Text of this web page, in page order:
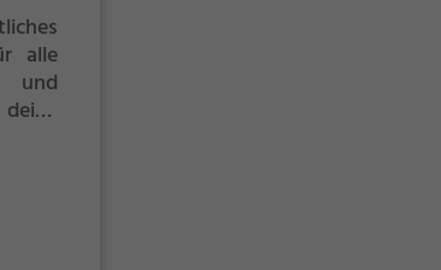
alle
und